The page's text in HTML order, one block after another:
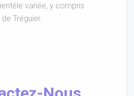
variée, y compris
Tréguier.